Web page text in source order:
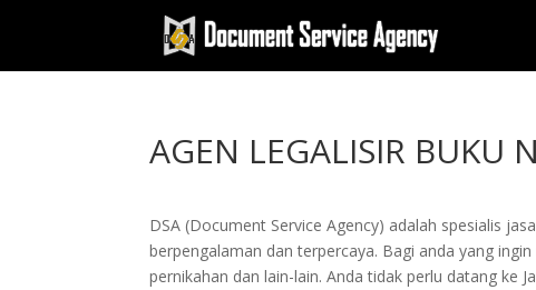
AGEN LEGALISIR BUKU
DSA (Document Service Agency) adalah spesialis
berpengalaman dan terpercaya. Bagi anda yang
pernikahan dan lain-lain. Anda tidak perlu datang ke